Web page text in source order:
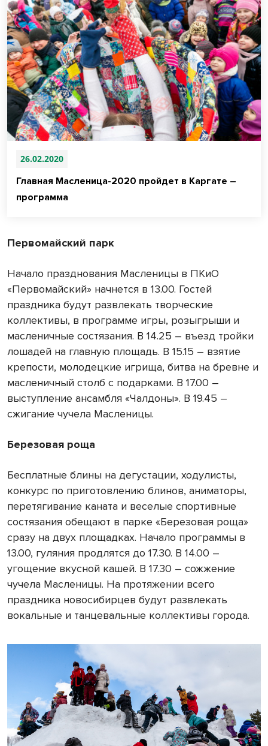
26.02.2020
Главная Масленица-2020 пройдет в Каргате –
программа
Первомайский парк
Начало празднования Масленицы в ПКиО
«Первомайский» начнется в 13.00. Гостей
праздника будут развлекать творческие
коллективы, в программе игры, розыгрыши и
масленичные состязания. В 14.25 – въезд тройки
лошадей на главную площадь. В 15.15 – взятие
крепости, молодецкие игрища, битва на бревне и
масленичный столб с подарками. В 17.00 –
выступление ансамбля «Чалдоны». В 19.45 –
сжигание чучела Масленицы.
Березовая роща
Бесплатные блины на дегустации, ходулисты,
конкурс по приготовлению блинов, аниматоры,
перетягивание каната и веселые спортивные
состязания обещают в парке «Березовая роща»
сразу на двух площадках. Начало программы в
13.00, гуляния продлятся до 17.30. В 14.00 –
угощение вкусной кашей. В 17.30 – сожжение
чучела Масленицы. На протяжении всего
праздника новосибирцев будут развлекать
вокальные и танцевальные коллективы города.